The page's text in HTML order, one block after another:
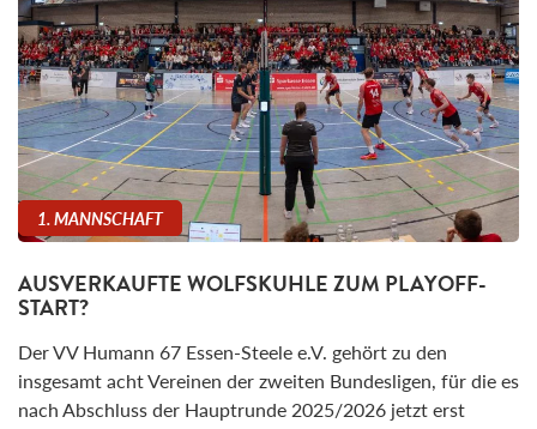
1. MANNSCHAFT
AUSVERKAUFTE WOLFSKUHLE ZUM PLAYOFF-
START?
Der VV Humann 67 Essen-Steele e.V. gehört zu den
insgesamt acht Vereinen der zweiten Bundesligen, für die es
nach Abschluss der Hauptrunde 2025/2026 jetzt erst